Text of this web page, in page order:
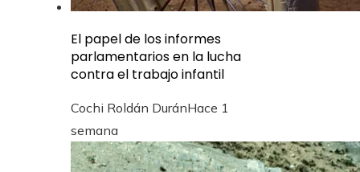
El papel de los informes
parlamentarios en la lucha
contra el trabajo infantil
Cochi Roldán DuránHace 1
semana